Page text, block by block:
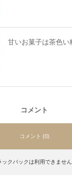
甘いお菓子は茶色い
コメント
コメント (0)
ックバックは利用できません